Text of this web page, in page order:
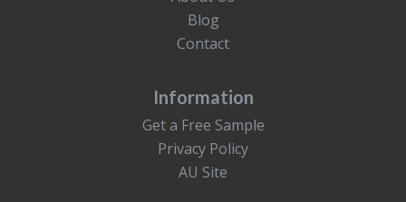
Blog
Contact
Information
Get a Free Sample
Privacy Policy
AU Site